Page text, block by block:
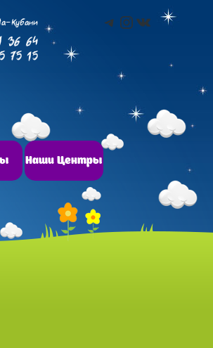
Telegram
Instagram
Кубани
36 64
75 15
Наши Центры